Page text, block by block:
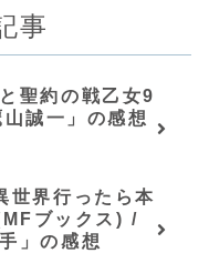
事
聖約の戦乙女9
誠一」の感想
世界行ったら本
ブックス) /
」の感想